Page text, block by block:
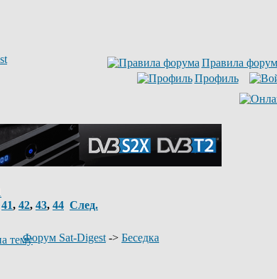
Правила
Профиль
41, 42, 43, 44 След.
Форум Sat-Digest -> Беседка